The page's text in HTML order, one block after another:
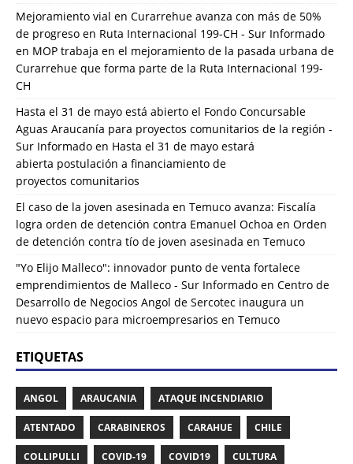
Mejoramiento vial en Curarrehue avanza con más de 50%
de progreso en Ruta Internacional 199-CH - Sur Informado
en MOP trabaja en el mejoramiento de la pasada urbana de
Curarrehue que forma parte de la Ruta Internacional 199-
CH
Hasta el 31 de mayo está abierto el Fondo Concursable
Aguas Araucanía para proyectos comunitarios de la región -
Sur Informado en Hasta el 31 de mayo estará
abierta postulación a financiamiento de
proyectos comunitarios
El caso de la joven asesinada en Temuco avanza: Fiscalía
logra orden de detención contra Emanuel Ochoa en Orden
de detención contra tío de joven asesinada en Temuco
"Yo Elijo Malleco": innovador punto de venta fortalece
emprendimientos de Malleco - Sur Informado en Centro de
Desarrollo de Negocios Angol de Sercotec inaugura un
nuevo espacio para microempresarios en Temuco
ETIQUETAS
ANGOL ARAUCANIA ATAQUE INCENDIARIO
ATENTADO CARABINEROS CARAHUE CHILE
COLLIPULLI COVID-19 COVID19 CULTURA